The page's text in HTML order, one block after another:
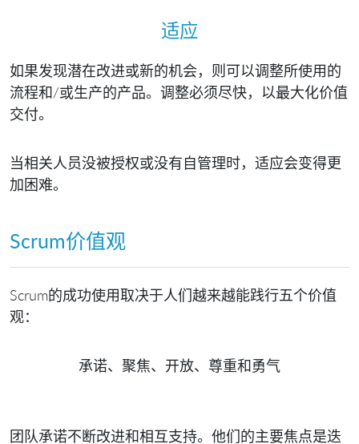
适应
如果发现潜在改进或新的机会，则可以调整所使用的
流程和/或生产的产品。调整必须尽快，以最大化价值
交付。
当相关人员没被授权或没有自管理时，适应会变得更
加困难。
Scrum价值观
Scrum的成功使用取决于人们越来越能践行五个价值
观：
承诺、聚焦、开放、尊重和勇气
团队承诺不断改进和相互支持。他们的主要焦点是迭